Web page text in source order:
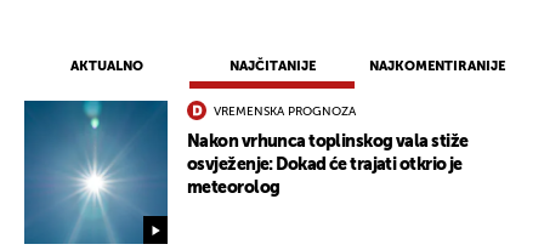
AKTUALNO NAJČITANIJE NAJKOMENTIRANIJE
VREMENSKA PROGNOZA
Nakon vrhunca toplinskog vala stiže
osvježenje: Dokad će trajati otkrio je
meteorolog